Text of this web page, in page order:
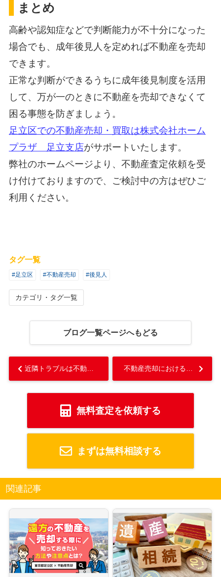
まとめ
高齢や認知症などで判断能力が不十分になった
場合でも、成年後見人を定めれば不動産を売却
できます。
正常な判断ができるうちに成年後見制度を活用
して、万が一のときに不動産を売却できなくて
困る事態を防ぎましょう。
足立区での不動産売却・買取は株式会社ホーム
プラザ 足立支店がサポートいたします。
弊社のホームページより、不動産査定依頼を受
け付けておりますので、ご検討中の方はぜひご
利用ください。
タグ一覧
#足立区 #不動産売却 #後見人
カテゴリ・タグ一覧
ブログ一覧ページへもどる
無料査定を依頼する
まずは無料相談する
関連記事